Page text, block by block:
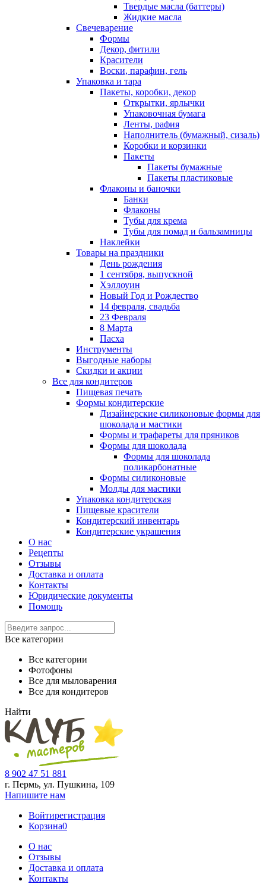
Твердые масла (баттеры)
Жидкие масла
Свечеварение
Формы
Декор, фитили
Красители
Воски, парафин, гель
Упаковка и тара
Пакеты, коробки, декор
Открытки, ярлычки
Упаковочная бумага
Ленты, рафия
Наполнитель (бумажный, сизаль)
Коробки и корзинки
Пакеты
Пакеты бумажные
Пакеты пластиковые
Флаконы и баночки
Банки
Флаконы
Тубы для крема
Тубы для помад и бальзамницы
Наклейки
Товары на праздники
День рождения
1 сентября, выпускной
Хэллоуин
Новый Год и Рождество
14 февраля, свадьба
23 Февраля
8 Марта
Пасха
Инструменты
Выгодные наборы
Скидки и акции
Все для кондитеров
Пищевая печать
Формы кондитерские
Дизайнерские силиконовые формы для
шоколада и мастики
Формы и трафареты для пряников
Формы для шоколада
Формы для шоколада
поликарбонатные
Формы силиконовые
Молды для мастики
Упаковка кондитерская
Пищевые красители
Кондитерский инвентарь
Кондитерские украшения
О нас
Рецепты
Отзывы
Доставка и оплата
Контакты
Юридические документы
Помощь
Все категории
Все категории
Фотофоны
Все для мыловарения
Все для кондитеров
Найти
8 902 47 51 881
г. Пермь, ул. Пушкина, 109
Напишите нам
Войтирегистрация
Корзина0
О нас
Отзывы
Доставка и оплата
Контакты